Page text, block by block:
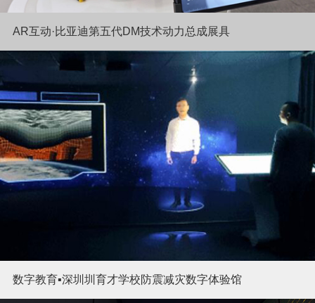
AR互动·比亚迪第五代DM技术动力总成展具
数字教育▪深圳圳育才学校防震减灾数字体验馆